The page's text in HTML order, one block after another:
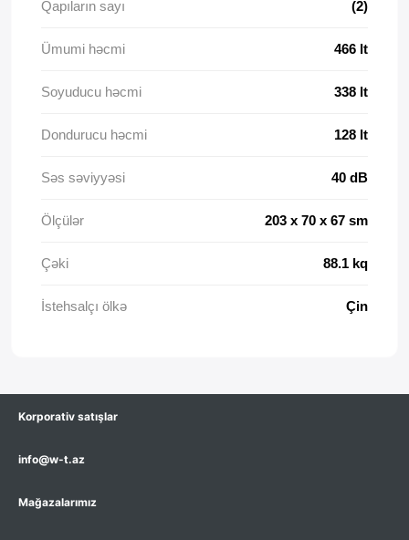
Qapıların sayı (2)
Ümumi həcmi 466 lt
Soyuducu həcmi 338 lt
Dondurucu həcmi 128 lt
Səs səviyyəsi 40 dB
Ölçülər 203 x 70 x 67 sm
Çəki 88.1 kq
İstehsalçı ölkə Çin
Korporativ satışlar
info@w-t.az
Mağazalarımız